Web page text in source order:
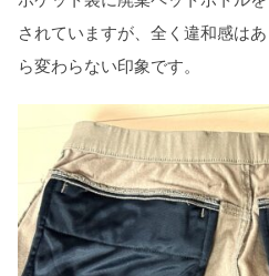
されていますが、全く違和感は
ら変わらない印象です。